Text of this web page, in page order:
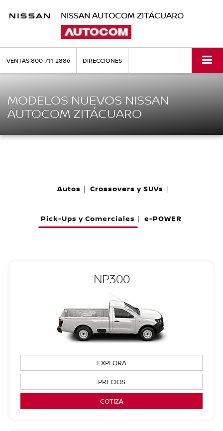
NISSAN AUTOCOM ZITÁCUARO
VENTAS800-711-2886 DIRECCIONES
MODELOS NUEVOS NISSAN
AUTOCOM ZITÁCUARO
Autos | Crossovers y SUVs |
Pick-Ups y Comerciales | e-POWER
NP300
EXPLORA
PRECIOS
COTIZA